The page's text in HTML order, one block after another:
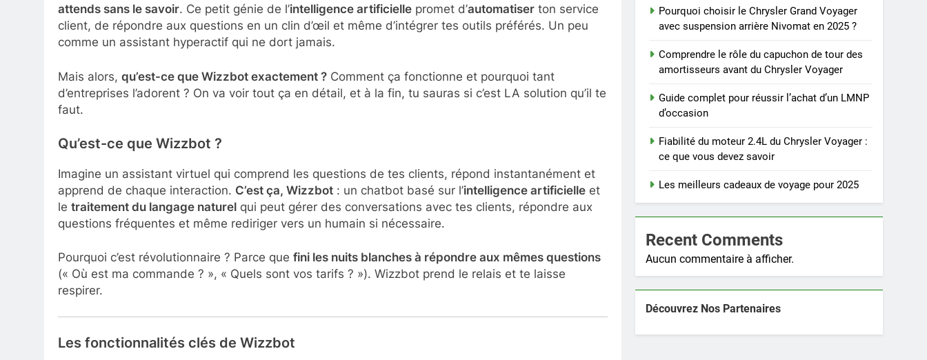
attends sans le savoir. Ce petit génie de l’intelligence artificielle promet d’automatiser ton service
client, de répondre aux questions en un clin d’œil et même d’intégrer tes outils préférés. Un peu
comme un assistant hyperactif qui ne dort jamais.
Mais alors, qu’est-ce que Wizzbot exactement ? Comment ça fonctionne et pourquoi tant
d’entreprises l’adorent ? On va voir tout ça en détail, et à la fin, tu sauras si c’est LA solution qu’il te
faut.
Qu’est-ce que Wizzbot ?
Imagine un assistant virtuel qui comprend les questions de tes clients, répond instantanément et
apprend de chaque interaction. C’est ça, Wizzbot : un chatbot basé sur l’intelligence artificielle et
le traitement du langage naturel qui peut gérer des conversations avec tes clients, répondre aux
questions fréquentes et même rediriger vers un humain si nécessaire.
Pourquoi c’est révolutionnaire ? Parce que fini les nuits blanches à répondre aux mêmes questions
(« Où est ma commande ? », « Quels sont vos tarifs ? »). Wizzbot prend le relais et te laisse
respirer.
Les fonctionnalités clés de Wizzbot
Pourquoi choisir le Chrysler Grand Voyager
avec suspension arrière Nivomat en 2025 ?
Comprendre le rôle du capuchon de tour des
amortisseurs avant du Chrysler Voyager
Guide complet pour réussir l’achat d’un LMNP
d’occasion
Fiabilité du moteur 2.4L du Chrysler Voyager :
ce que vous devez savoir
Les meilleurs cadeaux de voyage pour 2025
Recent Comments
Aucun commentaire à afficher.
Découvrez Nos Partenaires